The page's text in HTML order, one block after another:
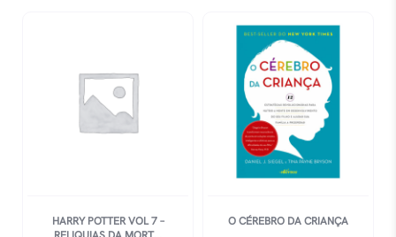
quantidade
Cálice
quantidade
HARRY POTTER VOL 7 –
O CÉREBRO DA CRIANÇA